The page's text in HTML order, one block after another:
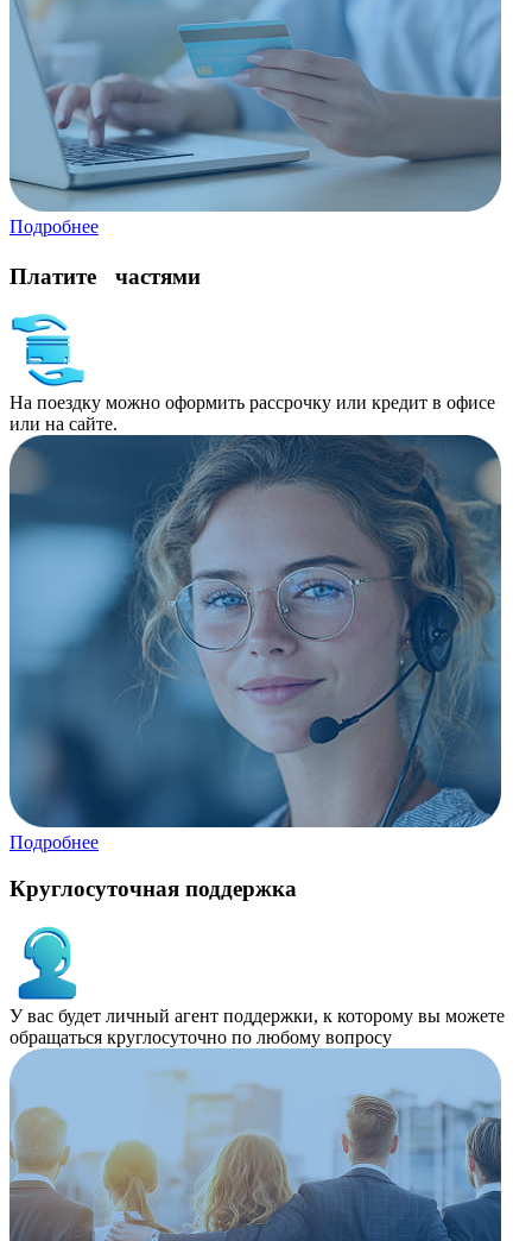
Подробнее
Платите частями
На поездку можно оформить рассрочку или кредит в офисе
или на сайте.
Подробнее
Круглосуточная поддержка
У вас будет личный агент поддержки, к которому вы можете
обращаться круглосуточно по любому вопросу